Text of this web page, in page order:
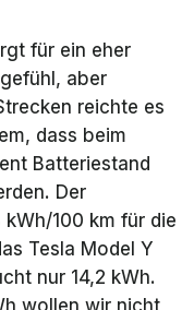
für ein eher
aber
reichte es
dass beim
Batteriestand
Der
kWh/100 km für die
Tesla Model Y
nur 14,2 kWh.